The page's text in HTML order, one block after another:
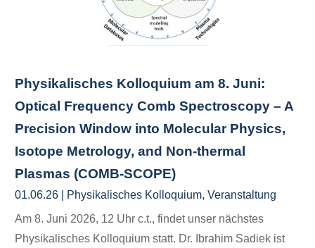
Physikalisches Kolloquium am 8. Juni:
Optical Frequency Comb Spectroscopy – A
Precision Window into Molecular Physics,
Isotope Metrology, and Non-thermal
Plasmas (COMB-SCOPE)
01.06.26 Physikalisches Kolloquium, Veranstaltung
Am 8. Juni 2026, 12 Uhr c.t., findet unser nächstes
Physikalisches Kolloquium statt. Dr. Ibrahim Sadiek ist